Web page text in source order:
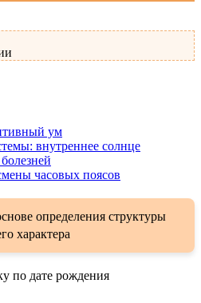
ум
внутреннее солнце
часовых поясов
определения структуры
характера
по дате рождения